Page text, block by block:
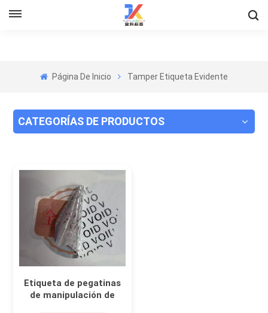
Página De Inicio Tamper Etiqueta Evidente
CATEGORÍAS DE PRODUCTOS
Etiqueta de pegatinas
de manipulación de